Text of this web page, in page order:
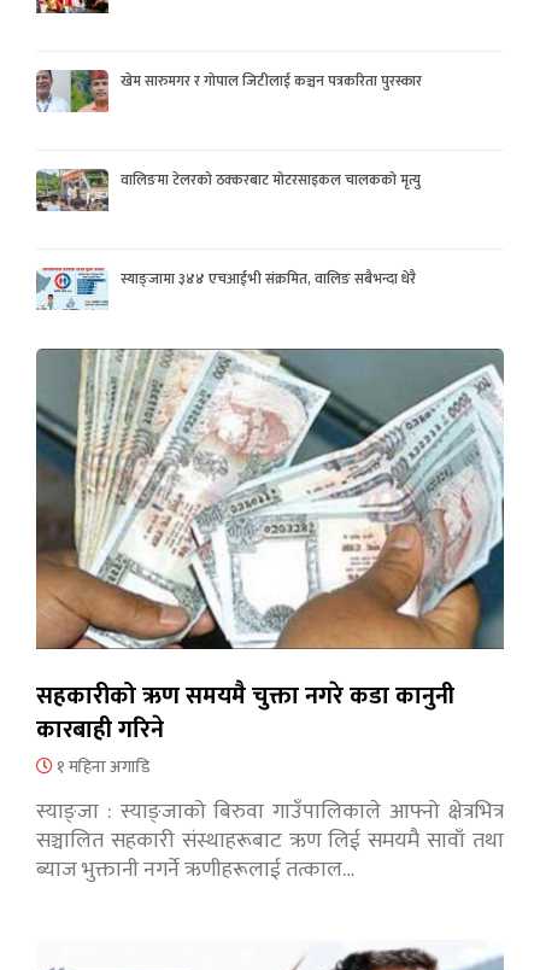
खेम सारुमगर र गोपाल जिटीलाई कञ्चन पत्रकरिता पुरस्कार
वालिङमा टेलरको ठक्करबाट मोटरसाइकल चालकको मृत्यु
स्याङ्जामा ३४४ एचआईभी संक्रमित, वालिङ सबैभन्दा धेरै
सहकारीको ऋण समयमै चुक्ता नगरे कडा कानुनी
कारबाही गरिने
१ महिना अगाडि
स्याङ्जा : स्याङ्जाको बिरुवा गाउँपालिकाले आफ्नो क्षेत्रभित्र
सञ्चालित सहकारी संस्थाहरूबाट ऋण लिई समयमै सावाँ तथा
ब्याज भुक्तानी नगर्ने ऋणीहरूलाई तत्काल…